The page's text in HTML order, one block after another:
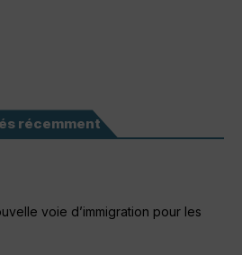
récemment
voie d’immigration pour les